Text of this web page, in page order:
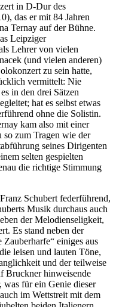
in D-Dur des
das er mit 84 Jahren
Ternay auf der Bühne.
Leipziger
Lehrer von vielen
(und vielen anderen)
zu sein hatte,
vermittelt: Nie
in den drei Sätzen
hat es selbst etwas
ohne die Solistin.
kam also mit einer
so zum Tragen wie der
seines Dirigenten
selten gespielten
die richtige Stimmung
Schubert federführend,
Musik durchaus auch
der Melodienseligkeit,
Es stand neben der
einiges aus
leisen und lauten Töne,
und der teilweise
Bruckner hinweisende
für ein Genie dieser
im Wettstreit mit dem